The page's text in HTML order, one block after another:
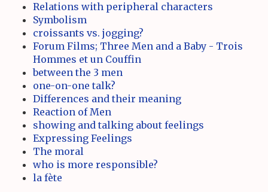
Relations with peripheral characters
Symbolism
croissants vs. jogging?
Forum Films; Three Men and a Baby - Trois
Hommes et un Couffin
between the 3 men
one-on-one talk?
Differences and their meaning
Reaction of Men
showing and talking about feelings
Expressing Feelings
The moral
who is more responsible?
la fète